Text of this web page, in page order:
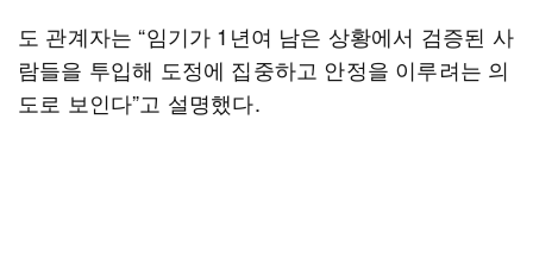
도 관계자는 “임기가 1년여 남은 상황에서 검증된 사
람들을 투입해 도정에 집중하고 안정을 이루려는 의
도로 보인다”고 설명했다.